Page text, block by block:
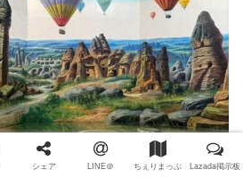
シェア LINE＠ ちぇりまっぷ Lazada掲示板